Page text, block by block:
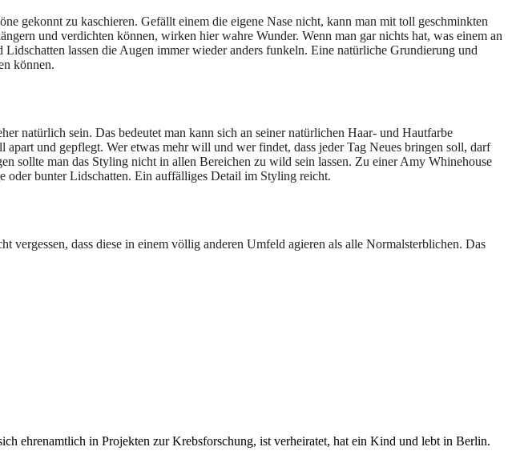
gekonnt zu kaschieren. Gefällt einem die eigene Nase nicht, kann man mit toll geschminkten
und verdichten können, wirken hier wahre Wunder. Wenn man gar nichts hat, was einem an
lassen die Augen immer wieder anders funkeln. Eine natürliche Grundierung und
können.
natürlich sein. Das bedeutet man kann sich an seiner natürlichen Haar- und Hautfarbe
und gepflegt. Wer etwas mehr will und wer findet, dass jeder Tag Neues bringen soll, darf
sollte man das Styling nicht in allen Bereichen zu wild sein lassen. Zu einer Amy Whinehouse
oder bunter Lidschatten. Ein auffälliges Detail im Styling reicht.
vergessen, dass diese in einem völlig anderen Umfeld agieren als alle Normalsterblichen. Das
ehrenamtlich in Projekten zur Krebsforschung, ist verheiratet, hat ein Kind und lebt in Berlin.